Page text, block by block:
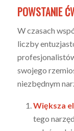
POWSTANIE
W czasach
liczby
swojego
niezbędnym
Większa
tego